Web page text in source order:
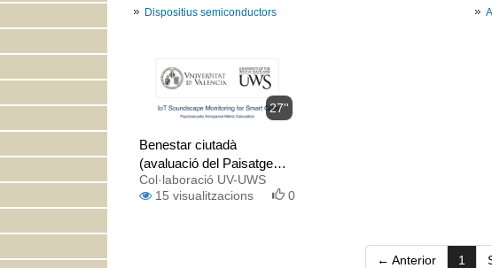
Dispositius semiconductors
27''
Benestar ciutadà
(avaluació del Paisatge
sonor)
Col·laboració UV-UWS
15 visualitzacions 0
← Anterior 1